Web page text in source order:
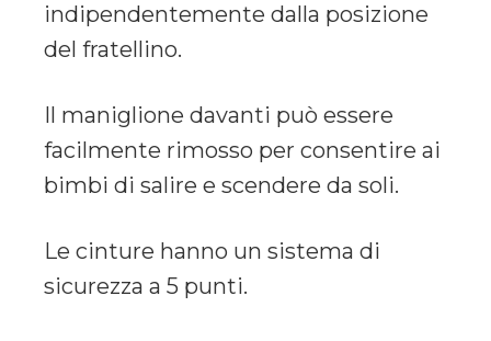
indipendentemente dalla posizione
del fratellino.
Il maniglione davanti può essere
facilmente rimosso per consentire ai
bimbi di salire e scendere da soli.
Le cinture hanno un sistema di
sicurezza a 5 punti.